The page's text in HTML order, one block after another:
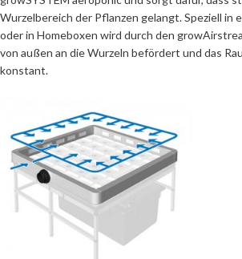
Wurzelbereich der Pflanzen gelangt. Speziell in
oder in Homeboxen wird durch den
von außen an die Wurzeln befördert und das
konstant.